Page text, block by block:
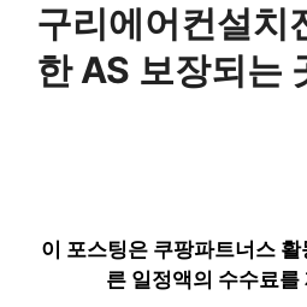
구리에어컨설치
한 AS 보장되는
이 포스팅은 쿠팡파트너스
른 일정액의 수수료를